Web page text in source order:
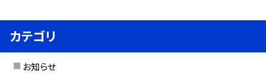
カテゴリ
お知らせ